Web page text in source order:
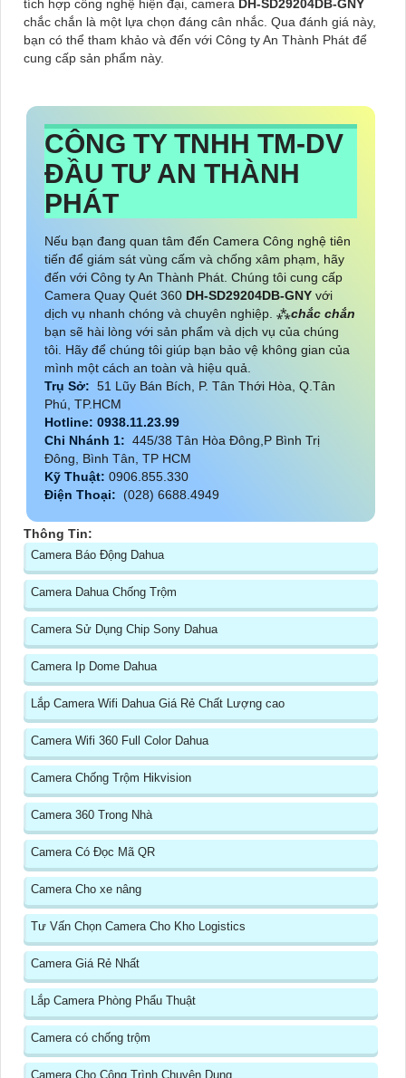
tích hợp công nghệ hiện đại, camera DH-SD29204DB-GNY
chắc chắn là một lựa chọn đáng cân nhắc. Qua đánh giá này,
bạn có thể tham khảo và đến với Công ty An Thành Phát để
cung cấp sản phẩm này.
CÔNG TY TNHH TM-DV
ĐẦU TƯ AN THÀNH
PHÁT
Nếu bạn đang quan tâm đến Camera Công nghệ tiên
tiến để giám sát vùng cấm và chống xâm phạm, hãy
đến với Công ty An Thành Phát. Chúng tôi cung cấp
Camera Quay Quét 360 DH-SD29204DB-GNY với
dịch vụ nhanh chóng và chuyên nghiệp. ⁂chắc chắn
bạn sẽ hài lòng với sản phẩm và dịch vụ của chúng
tôi. Hãy để chúng tôi giúp bạn bảo vệ không gian của
mình một cách an toàn và hiệu quả.
Trụ Sở: 51 Lũy Bán Bích, P. Tân Thới Hòa, Q.Tân
Phú, TP.HCM
Hotline: 0938.11.23.99
Chi Nhánh 1: 445/38 Tân Hòa Đông,P Bình Trị
Đông, Bình Tân, TP HCM
Kỹ Thuật: 0906.855.330
Điện Thoại: (028) 6688.4949
Thông Tin:
Camera Báo Động Dahua
Camera Dahua Chống Trộm
Camera Sử Dụng Chip Sony Dahua
Camera Ip Dome Dahua
Lắp Camera Wifi Dahua Giá Rẻ Chất Lượng cao
Camera Wifi 360 Full Color Dahua
Camera Chống Trộm Hikvision
Camera 360 Trong Nhà
Camera Có Đọc Mã QR
Camera Cho xe nâng
Tư Vấn Chọn Camera Cho Kho Logistics
Camera Giá Rẻ Nhất
Lắp Camera Phòng Phẩu Thuật
Camera có chống trộm
Camera Cho Công Trình Chuyên Dụng